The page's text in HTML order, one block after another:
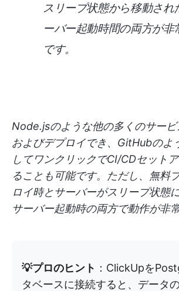
スリープ状態から移動され
ーバー起動時間の両方が非
です。
Node.jsのような他の多くのサー
およびデプロイでき、GitHubのよ
してワンクリックでCI/CDセット
ることも可能です。ただし、無料
ロイ時とサーバーがスリープ状態
サーバー起動時の両方で動作が非
💡プロのヒント ：ClickUpを
タベースに接続すると、データ